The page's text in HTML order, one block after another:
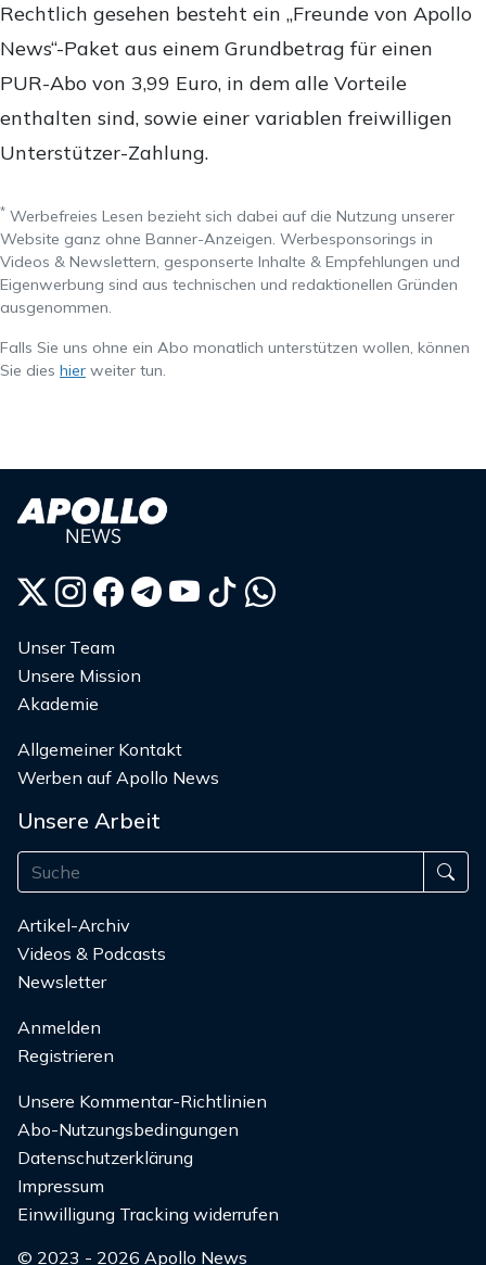
Rechtlich gesehen besteht ein „Freunde von Apollo
News“-Paket aus einem Grundbetrag für einen
PUR-Abo von 3,99 Euro, in dem alle Vorteile
enthalten sind, sowie einer variablen freiwilligen
Unterstützer-Zahlung.
* Werbefreies Lesen bezieht sich dabei auf die Nutzung unserer
Website ganz ohne Banner-Anzeigen. Werbesponsorings in
Videos & Newslettern, gesponserte Inhalte & Empfehlungen und
Eigenwerbung sind aus technischen und redaktionellen Gründen
ausgenommen.
Falls Sie uns ohne ein Abo monatlich unterstützen wollen, können
Sie dies hier weiter tun.
Unser Team
Unsere Mission
Akademie
Allgemeiner Kontakt
Werben auf Apollo News
Unsere Arbeit
Artikel-Archiv
Videos & Podcasts
Newsletter
Anmelden
Registrieren
Unsere Kommentar-Richtlinien
Abo-Nutzungsbedingungen
Datenschutzerklärung
Impressum
Einwilligung Tracking widerrufen
© 2023 - 2026 Apollo News